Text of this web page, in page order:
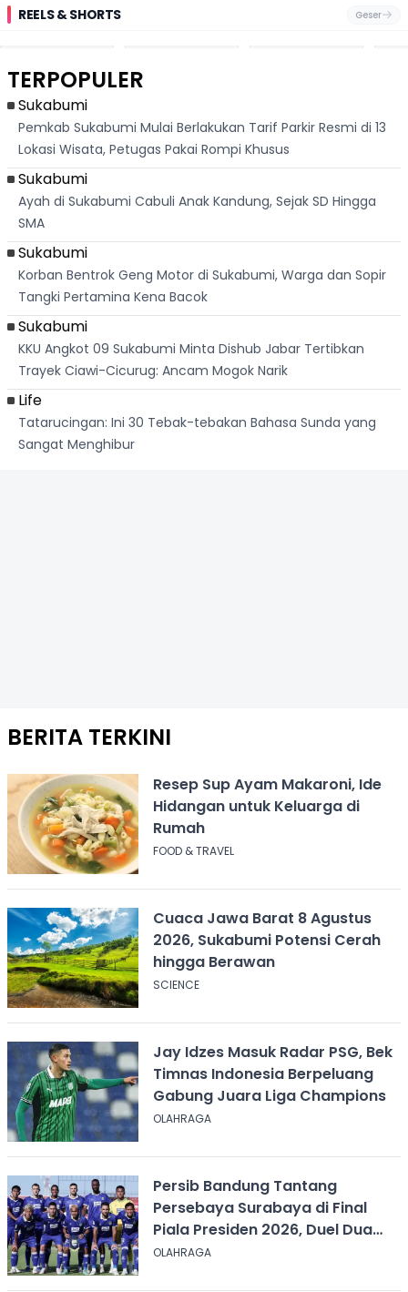
REELS & SHORTS Geser
Festival Ekstrem
Banteng
"Bang Messi"
TERPOPULER
Sukabumi
Pemkab Sukabumi Mulai Berlakukan Tarif Parkir Resmi di 13
Lokasi Wisata, Petugas Pakai Rompi Khusus
Sukabumi
Ayah di Sukabumi Cabuli Anak Kandung, Sejak SD Hingga
SMA
Sukabumi
Korban Bentrok Geng Motor di Sukabumi, Warga dan Sopir
Tangki Pertamina Kena Bacok
Sukabumi
KKU Angkot 09 Sukabumi Minta Dishub Jabar Tertibkan
Trayek Ciawi-Cicurug: Ancam Mogok Narik
Life
Tatarucingan: Ini 30 Tebak-tebakan Bahasa Sunda yang
Sangat Menghibur
BERITA TERKINI
Resep Sup Ayam Makaroni, Ide
Hidangan untuk Keluarga di
Rumah
FOOD & TRAVEL
Cuaca Jawa Barat 8 Agustus
2026, Sukabumi Potensi Cerah
hingga Berawan
SCIENCE
Jay Idzes Masuk Radar PSG, Bek
Timnas Indonesia Berpeluang
Gabung Juara Liga Champions
OLAHRAGA
Persib Bandung Tantang
Persebaya Surabaya di Final
Piala Presiden 2026, Duel Dua
Tim Tak Terkalahkan
OLAHRAGA